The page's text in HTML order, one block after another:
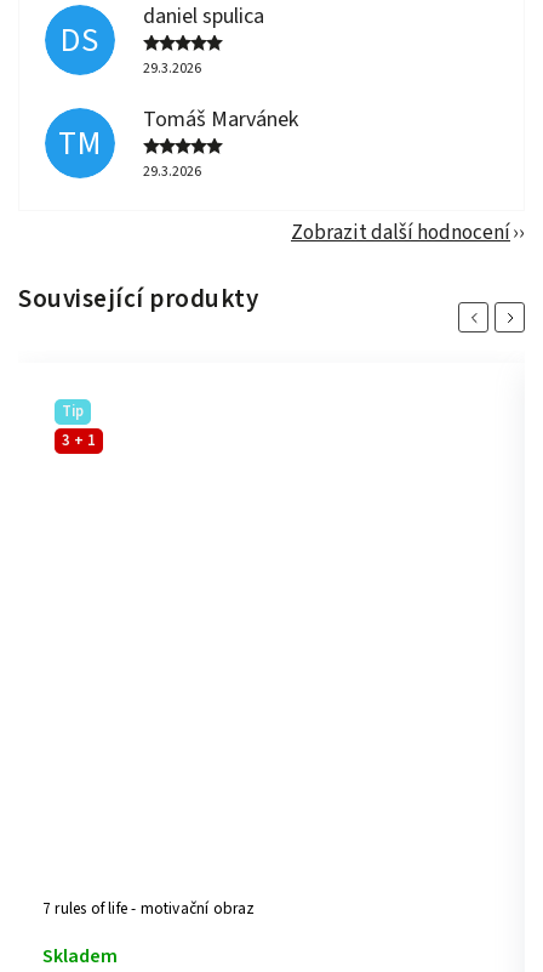
DS
daniel spulica
29.3.2026
TM
Tomáš Marvánek
29.3.2026
Zobrazit další hodnocení
Související produkty
Previous
Tip
3 + 1
7 rules of life - motivační obraz
Skladem
Next